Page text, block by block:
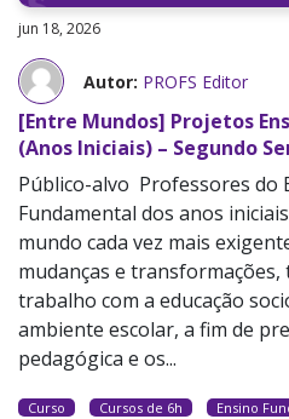
jun 18, 2026
Autor: PROFS Editor
[Entre Mundos] Projetos
(Anos Iniciais) – Segundo
Público-alvo Professores do
Fundamental dos anos
mundo cada vez mais
mudanças e
trabalho com a educação
ambiente escolar, a fim de
pedagógica e os...
Curso Cursos de 6h
Ensino